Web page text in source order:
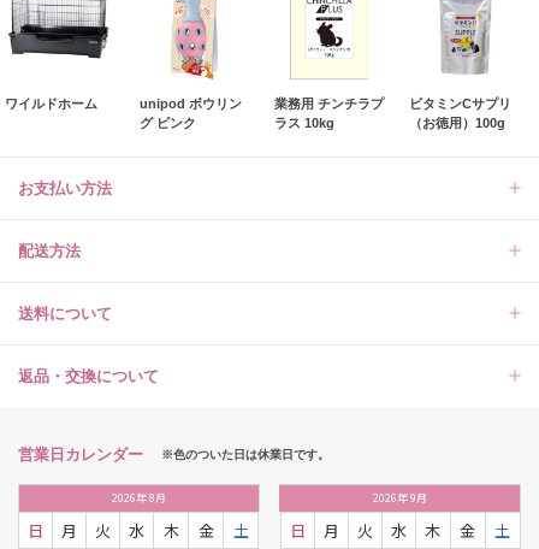
ワイルドホーム
unipod ボウリン
グ ピンク
業務用 チンチラプ
ラス 10kg
ビタミンCサプリ
（お徳用）100g
お支払い方法
配送方法
送料について
返品・交換について
営業日カレンダー ※色のついた日は休業日です。
2026年8月
日 月 火 水 木 金
土
2026年9月
日 月 火 水 木 金
土